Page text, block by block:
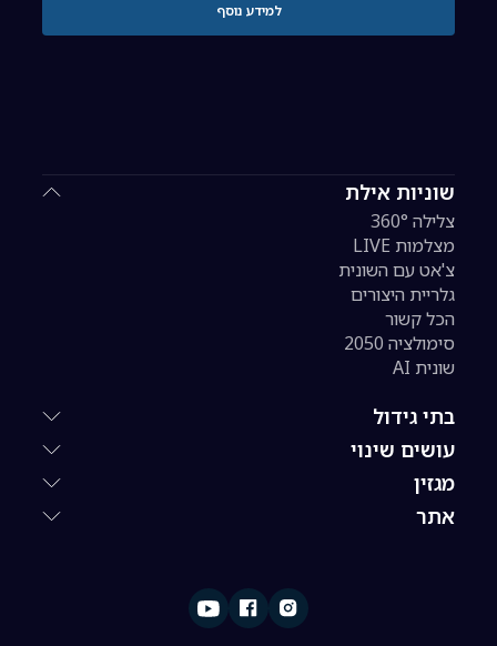
שוניות אילת
צלילה 360°
מצלמות LIVE
צ'אט עם השונית
גלריית היצורים
הכל קשור
סימולציה 2050
שונית AI
בתי גידול
עושים שינוי
מגזין
אתר
למידע נוסף